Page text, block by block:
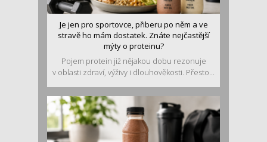
Je jen pro sportovce, přiberu po něm a ve
stravě ho mám dostatek. Znáte nejčastější
mýty o proteinu?
Pojem protein již nějakou dobu rezonuje
v oblasti zdraví, výživy i dlouhověkosti. Přesto...